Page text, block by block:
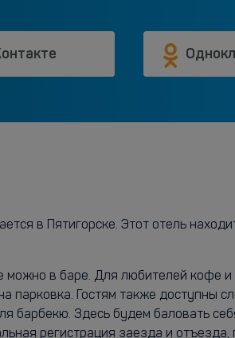
в Пятигорске. Этот отель
в баре. Для любителей кофе
Гостям также доступны
барбекю. Здесь будем баловать
регистрация заезда и отъезда,